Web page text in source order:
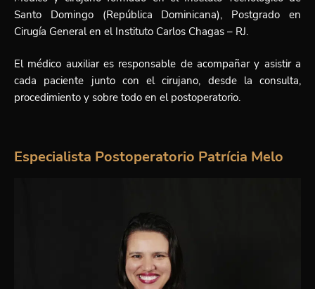
Santo Domingo (República Dominicana), Postgrado en
Cirugía General en el Instituto Carlos Chagas – RJ.
El médico auxiliar es responsable de acompañar y asistir a
cada paciente junto con el cirujano, desde la consulta,
procedimiento y sobre todo en el postoperatorio.
Especialista Postoperatorio Patrícia Melo